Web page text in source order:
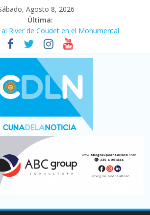
Agosto 8, 2026
Última:
River de Coudet en el Monumental
su nivel más alto en dos décadas y ya
en Santa Fe
cerraron 41.000 kioscos: el sector
en 2001
con más movimiento y consumo
de personas viajaron por el país, un 5,9%
de autos usados en julio: bajó un 12,6%